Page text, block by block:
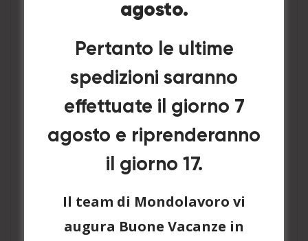
SANIALC
agosto.
Pertanto le ultime
spedizioni saranno
effettuate il giorno 7
agosto e riprenderanno
il giorno 17.
Il team di Mondolavoro vi
augura Buone Vacanze in